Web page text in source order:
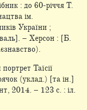
: до 60-річчя Т.
ім.
України ;
– Херсон : [Б.
Таїсії
(уклад.) [та ін.]
2014. – 123 с. : іл.